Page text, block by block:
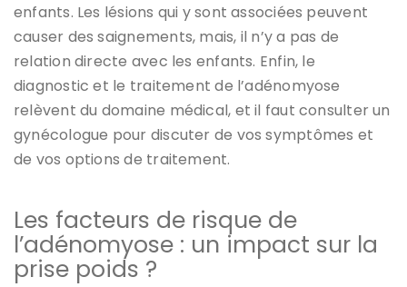
enfants. Les lésions qui y sont associées peuvent
causer des saignements, mais, il n’y a pas de
relation directe avec les enfants. Enfin, le
diagnostic et le traitement de l’adénomyose
relèvent du domaine médical, et il faut consulter un
gynécologue pour discuter de vos symptômes et
de vos options de traitement.
Les facteurs de risque de
l’adénomyose : un impact sur la
prise poids ?